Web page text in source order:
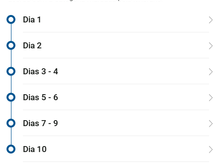
Dia 1
Dia 2
Dias 3 - 4
Dias 5 - 6
Dias 7 - 9
Dia 10